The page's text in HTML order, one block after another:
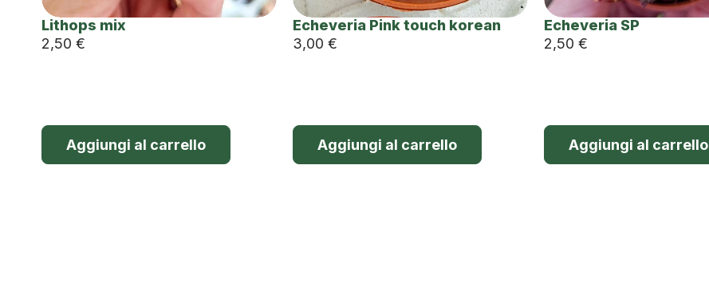
Lithops mix
2,50 €
Aggiungi al carrello
Echeveria Pink touch korean
3,00 €
Aggiungi al carrello
Echeveria SP
2,50 €
Aggiungi al carrello